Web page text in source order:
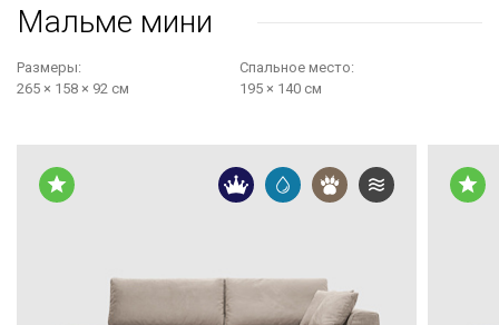
Мальме мини
Размеры:
265 × 158 × 92 см
Cпальное место:
195 × 140 см